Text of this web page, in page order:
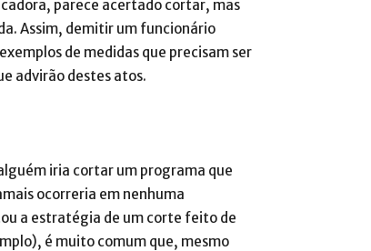
parece acertado cortar, mas
Assim, demitir um funcionário
de medidas que precisam ser
advirão destes atos.
iria cortar um programa que
ocorreria em nenhuma
a estratégia de um corte feito de
é muito comum que, mesmo